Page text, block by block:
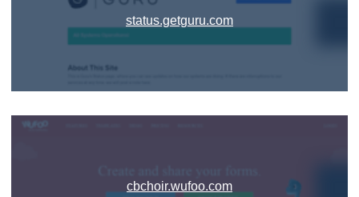
status.getguru.com
cbchoir.wufoo.com